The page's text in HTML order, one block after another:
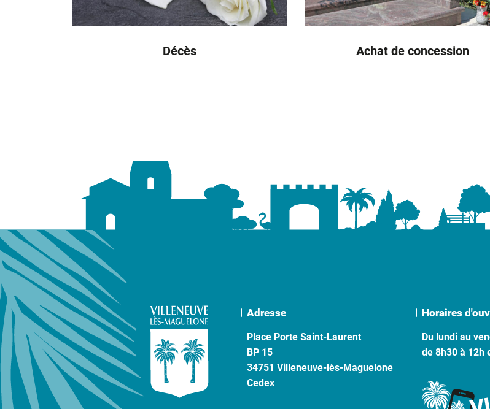
Décès Achat de concession
Adresse
Place Porte Saint-Laurent
BP 15
34751 Villeneuve-lès-Maguelone
Cedex
Horaires
Du lundi au
de 8h30 à 12h